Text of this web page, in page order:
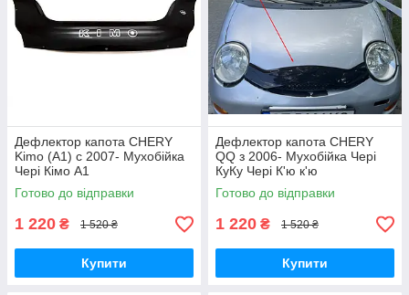
Дефлектор капота CHERY
Kimo (A1) с 2007- Мухобійка
Чері Кімо А1
Готово до відправки
1 220 ₴ 1 520 ₴
Купити
Дефлектор капота CHERY
QQ з 2006- Мухобійка Чері
КуКу Чері К'ю к'ю
Готово до відправки
1 220 ₴ 1 520 ₴
Купити